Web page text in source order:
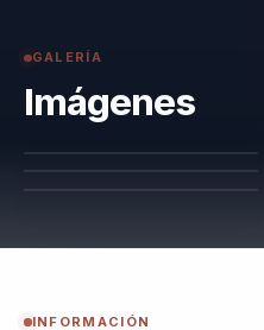
GALERÍA
Imágenes
INFORMACIÓN